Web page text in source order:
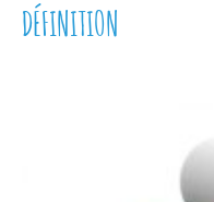
DÉFINITION